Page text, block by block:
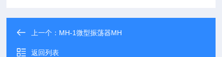
上一个： MH-1微型振荡器MH
返回列表